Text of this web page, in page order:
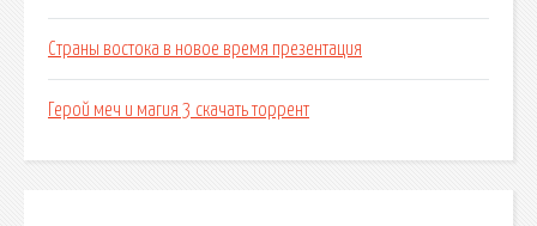
Страны востока в новое время презентация
Герой меч и магия 3 скачать торрент